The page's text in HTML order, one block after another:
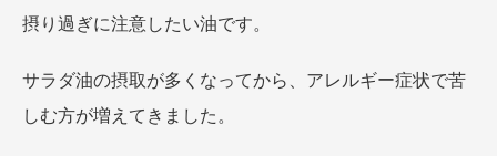
摂り過ぎに注意したい油です。
サラダ油の摂取が多くなってから、アレルギー症状で苦
しむ方が増えてきました。